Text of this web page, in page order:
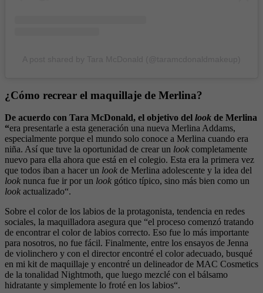
¿Cómo recrear el maquillaje de Merlina?
De acuerdo con Tara McDonald, el objetivo del look de Merlina
“era presentarle a esta generación una nueva Merlina Addams,
especialmente porque el mundo solo conoce a Merlina cuando era
niña. Así que tuve la oportunidad de crear un look completamente
nuevo para ella ahora que está en el colegio. Esta era la primera vez
que todos iban a hacer un look de Merlina adolescente y la idea del
look nunca fue ir por un look gótico típico, sino más bien como un
look actualizado“.
Sobre el color de los labios de la protagonista, tendencia en redes
sociales, la maquilladora asegura que “el proceso comenzó tratando
de encontrar el color de labios correcto. Eso fue lo más importante
para nosotros, no fue fácil. Finalmente, entre los ensayos de Jenna
de violinchero y con el director encontré el color adecuado, busqué
en mi kit de maquillaje y encontré un delineador de MAC Cosmetics
de la tonalidad Nightmoth, que luego mezclé con el bálsamo
hidratante y simplemente lo froté en los labios“.